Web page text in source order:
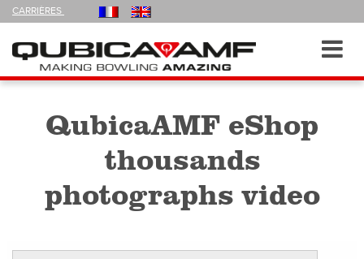
CARRIÈRES
FOLLOW
US
Navigation
QubicaAMF eShop
thousands
photographs video